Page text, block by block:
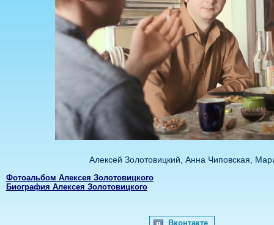
Алексей Золотовицкий, Анна Чиповская,
Фотоальбом Алексея Золотовицкого
Биография Алексея Золотовицкого
Вконтакте